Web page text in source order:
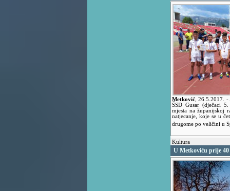
Metković ,26.5.2017. -
ŠSD Gusar (dječaci
mjesta na županijskoj
natjecanje, koje se u
drugome po veličini u
Kultura
U Metkoviću prije